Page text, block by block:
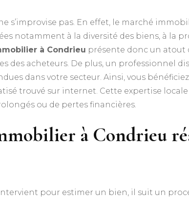
s’improvise pas. En effet, le marché
notamment à la diversité des biens, à la
à Condrieu présente donc un atout
des acheteurs. De plus, un professionnel
dans votre secteur. Ainsi, vous
trouvé sur internet. Cette expertise
ou de pertes financières.
à Condrieu
pour estimer un bien, il suit un